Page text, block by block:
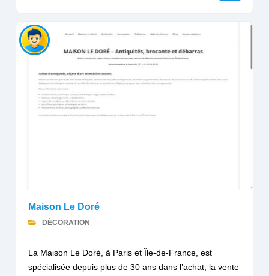
Maison Le Doré
DÉCORATION
La Maison Le Doré, à Paris et Île-de-France, est
spécialisée depuis plus de 30 ans dans l’achat, la vente